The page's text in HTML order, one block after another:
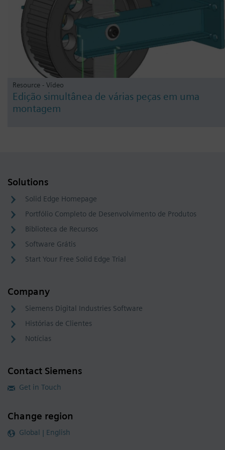
Resource - Vídeo
Edição simultânea de várias peças em uma
montagem
Solutions
Solid Edge Homepage
Portfólio Completo de Desenvolvimento de Produtos
Biblioteca de Recursos
Software Grátis
Start Your Free Solid Edge Trial
Company
Siemens Digital Industries Software
Histórias de Clientes
Notícias
Contact Siemens
Get in Touch
Change region
Global | English